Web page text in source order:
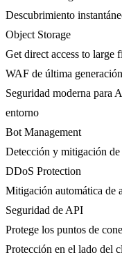
Descubrimiento
Object Storage
Get direct access to large
WAF de última generación
Seguridad moderna para
entorno
Bot Management
Detección y mitigación de
DDoS Protection
Mitigación automática de
Seguridad de API
Protege los puntos de
Protección en el lado del